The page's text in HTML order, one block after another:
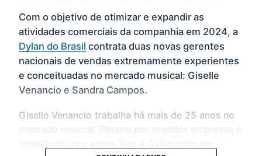
Com o objetivo de otimizar e expandir as
atividades comerciais da companhia em 2024, a
Dylan do Brasil contrata duas novas gerentes
nacionais de vendas extremamente experientes
e conceituadas no mercado musical: Giselle
Venancio e Sandra Campos.
Giselle Venancio trabalha há mais de 25 anos no
mercado musical. Passou por grandes empresas e